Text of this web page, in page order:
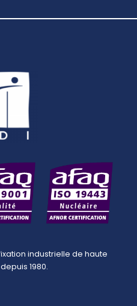
industrielle de haute
1980.